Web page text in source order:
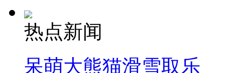
热点新闻
呆萌大熊猫滑雪取乐